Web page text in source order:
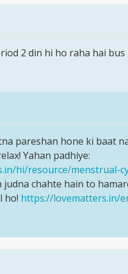
2 din hi ho raha hai bus
pareshan hone ki baat
Yahan padhiye:
hi/resource/menstrual-
chahte hain to
ho! https://lovematters.in/